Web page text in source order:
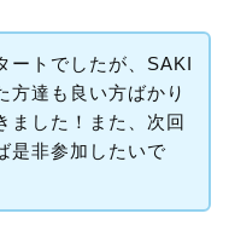
ートでしたが、SAKI
方達も良い方ばかり
ました！また、次回
是非参加したいで